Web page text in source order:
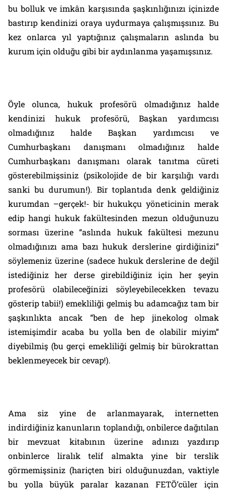
bu bolluk ve imkân karşısında şaşkınlığınızı içinizde
bastırıp kendinizi oraya uydurmaya çalışmışsınız. Bu
kez onlarca yıl yaptığınız çalışmaların aslında bu
kurum için olduğu gibi bir aydınlanma yaşamışsınız.
Öyle olunca, hukuk profesörü olmadığınız halde
kendinizi hukuk profesörü, Başkan yardımcısı
olmadığınız halde Başkan yardımcısı ve
Cumhurbaşkanı danışmanı olmadığınız halde
Cumhurbaşkanı danışmanı olarak tanıtma cüreti
gösterebilmişsiniz (psikolojide de bir karşılığı vardı
sanki bu durumun!). Bir toplantıda denk geldiğiniz
kurumdan –gerçek!- bir hukukçu yöneticinin merak
edip hangi hukuk fakültesinden mezun olduğunuzu
sorması üzerine “aslında hukuk fakültesi mezunu
olmadığınızı ama bazı hukuk derslerine girdiğinizi”
söylemeniz üzerine (sadece hukuk derslerine de değil
istediğiniz her derse girebildiğiniz için her şeyin
profesörü olabileceğinizi söyleyebilecekken tevazu
gösterip tabii!) emekliliği gelmiş bu adamcağız tam bir
şaşkınlıkta ancak “ben de hep jinekolog olmak
istemişimdir acaba bu yolla ben de olabilir miyim”
diyebilmiş (bu gerçi emekliliği gelmiş bir bürokrattan
beklenmeyecek bir cevap!).
Ama siz yine de arlanmayarak, internetten
indirdiğiniz kanunların toplandığı, onbilerce dağıtılan
bir mevzuat kitabının üzerine adınızı yazdırıp
onbinlerce liralık telif almakta yine bir terslik
görmemişsiniz (hariçten biri olduğunuzdan, vaktiyle
bu yolla büyük paralar kazanan FETÖ’cüler için